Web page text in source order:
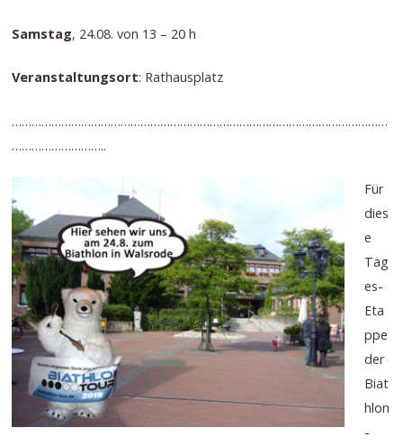
Samstag, 24.08. von 13 – 20 h
Veranstaltungsort: Rathausplatz
……………………………………………………………………………………………………
………………………..
Für
dies
e
Tag
es-
Eta
ppe
der
Biat
hlon
-